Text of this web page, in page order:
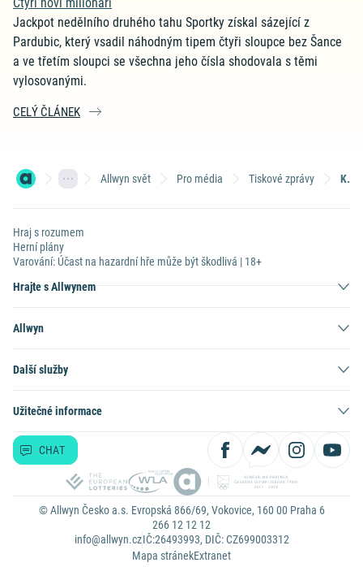
Jackpot nedělního druhého tahu Sportky získal sázející z
Pardubic, který vsadil náhodným tipem čtyři sloupce bez Šance
a ve třetím sloupci se všechna jeho čísla shodovala s těmi
vylosovanými.
CELÝ ČLÁNEK
Allwyn svět Pro média Tiskové zprávy Květen 2015
Hraj s rozumem
Herní plány
Varování: Účast na hazardní hře může být škodlivá | 18+
Hrajte s Allwynem
Allwyn
Další služby
Užitečné informace
CHAT
© Allwyn Česko a.s. Evropská 866/69, Vokovice, 160 00 Praha 6
266 12 12 12
info@allwyn.czIČ:26493993, DIČ: CZ699003312
Mapa stránekExtranet